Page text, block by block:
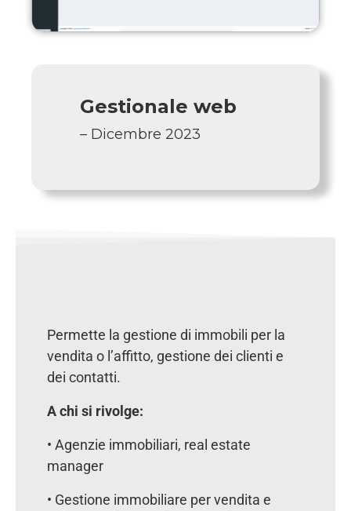
Gestionale web
– Dicembre 2023
Permette la gestione di immobili per la
vendita o l’affitto, gestione dei clienti e
dei contatti.
A chi si rivolge:
• Agenzie immobiliari, real estate
manager
• Gestione immobiliare per vendita e